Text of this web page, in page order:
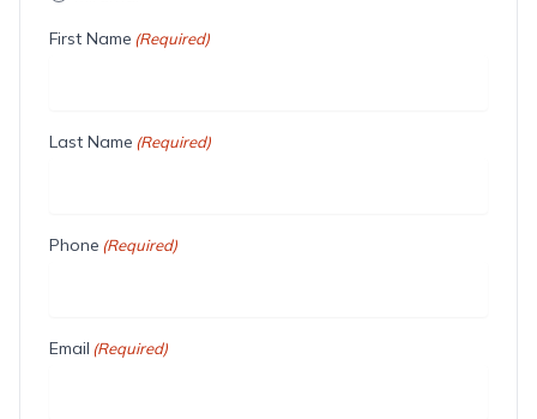
First Name (Required)
Last Name (Required)
Phone (Required)
Email (Required)